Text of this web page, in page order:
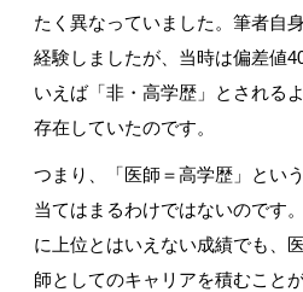
たく異なっていました。筆者自
経験しましたが、当時は偏差値
いえば「非・高学歴」とされる
存在していたのです。
つまり、「医師＝高学歴」とい
当てはまるわけではないのです
に上位とはいえない成績でも、
師としてのキャリアを積むこと